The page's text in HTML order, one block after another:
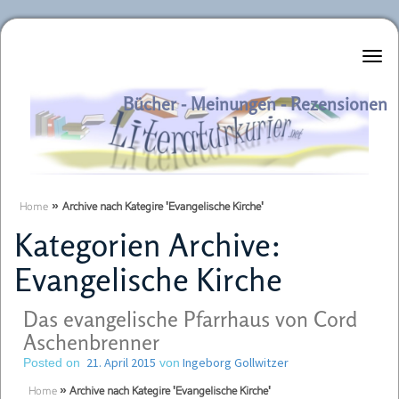
Literaturkurier.net
Bücher - Meinungen - Rezensionen
Home » Archive nach Kategire 'Evangelische Kirche'
Kategorien Archive:
Evangelische Kirche
Das evangelische Pfarrhaus von Cord
Aschenbrenner
Posted on 21. April 2015 von Ingeborg Gollwitzer
Home » Archive nach Kategire 'Evangelische Kirche'